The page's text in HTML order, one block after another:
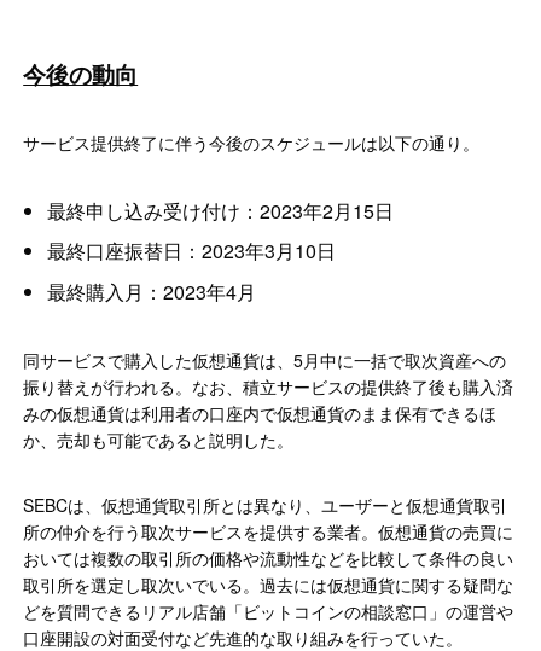
今後の動向
サービス提供終了に伴う今後のスケジュールは以下の通り。
最終申し込み受け付け：2023年2月15日
最終口座振替日：2023年3月10日
最終購入月：2023年4月
同サービスで購入した仮想通貨は、5月中に一括で取次資産への
振り替えが行われる。なお、積立サービスの提供終了後も購入済
みの仮想通貨は利用者の口座内で仮想通貨のまま保有できるほ
か、売却も可能であると説明した。
SEBCは、仮想通貨取引所とは異なり、ユーザーと仮想通貨取引
所の仲介を行う取次サービスを提供する業者。仮想通貨の売買に
おいては複数の取引所の価格や流動性などを比較して条件の良い
取引所を選定し取次いでいる。過去には仮想通貨に関する疑問な
どを質問できるリアル店舗「ビットコインの相談窓口」の運営や
口座開設の対面受付など先進的な取り組みを行っていた。